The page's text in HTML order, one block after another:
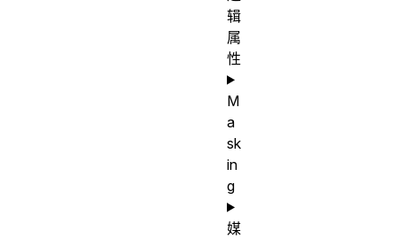
辑
属
性
M
a
sk
in
g
媒